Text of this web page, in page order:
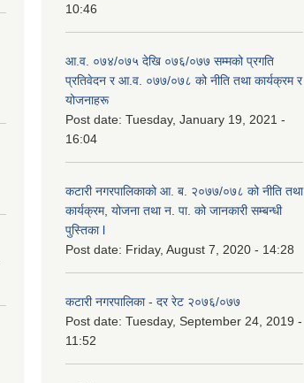
10:46
आ.व. ०७४/०७५ देखि ०७६/०७७ सम्मको प्रगति
प्रतिवेदन र आ.व. ०७७/०७८ को नीति तथा कार्यक्रम र
योजनाहरू
Post date: Tuesday, January 19, 2021 -
16:04
कटारी नगरपालिकाको आ. ब. २०७७/०७८ को नीति तथा
कार्यक्रम, योजना तथा न. पा. को जानकारी सम्बन्धी
पुस्तिका l
Post date: Friday, August 7, 2020 - 14:28
कटारी नगरपालिका - दर रेट २०७६/०७७
Post date: Tuesday, September 24, 2019 -
11:52